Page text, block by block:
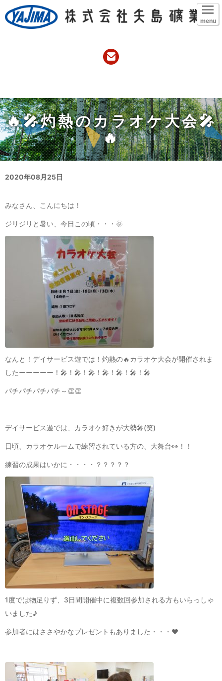
menu
🔥🎤灼熱のカラオケ大会🎤
🔥
2020年08月25日
みなさん、こんにちは！
ジリジリと暑い、今日この頃・・・🌞
なんと！デイサービス遊では！灼熱の🔥カラオケ大会が開催されま
したーーーーー！🎤！🎤！🎤！🎤！🎤！🎤！🎤
パチパチパチパチ～👏👏
デイサービス遊では、カラオケ好きが大勢🎤(笑)
日頃、カラオケルームで練習されている方の、大舞台👀！！
練習の成果はいかに・・・・？？？？？
1度では物足りず、3日間開催中に複数回参加される方もいらっしゃ
いました♪
参加者にはささやかなプレゼントもありました・・・❤